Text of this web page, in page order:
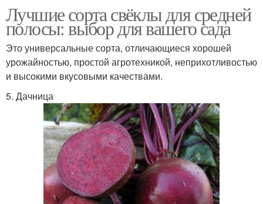
Лучшие сорта свёклы для средней
полосы: выбор для вашего сада
Это универсальные сорта, отличающиеся хорошей
урожайностью, простой агротехникой, неприхотливостью
и высокими вкусовыми качествами.
5. Дачница